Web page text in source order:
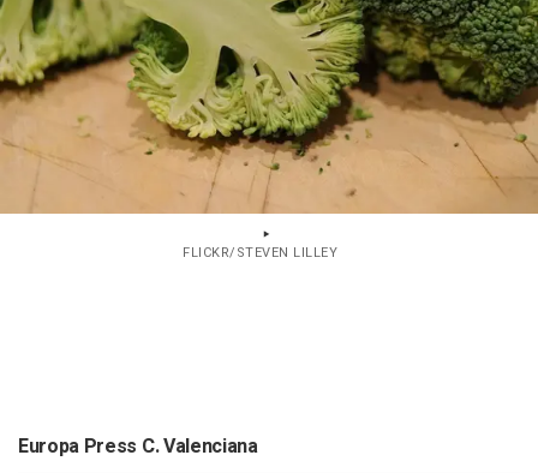
FLICKR/STEVEN LILLEY
Europa Press C. Valenciana